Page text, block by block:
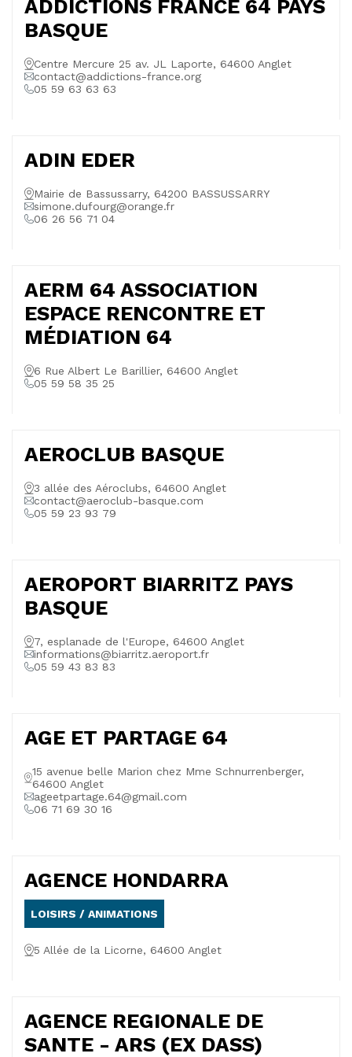
ADDICTIONS FRANCE 64 PAYS
BASQUE
Centre Mercure 25 av. JL Laporte, 64600 Anglet
contact@addictions-france.org
05 59 63 63 63
ADIN EDER
Mairie de Bassussarry, 64200 BASSUSSARRY
simone.dufourg@orange.fr
06 26 56 71 04
AERM 64 ASSOCIATION
ESPACE RENCONTRE ET
MÉDIATION 64
6 Rue Albert Le Barillier, 64600 Anglet
05 59 58 35 25
AEROCLUB BASQUE
3 allée des Aéroclubs, 64600 Anglet
contact@aeroclub-basque.com
05 59 23 93 79
AEROPORT BIARRITZ PAYS
BASQUE
7, esplanade de l'Europe, 64600 Anglet
informations@biarritz.aeroport.fr
05 59 43 83 83
AGE ET PARTAGE 64
15 avenue belle Marion chez Mme Schnurrenberger,
64600 Anglet
ageetpartage.64@gmail.com
06 71 69 30 16
AGENCE HONDARRA
LOISIRS / ANIMATIONS
5 Allée de la Licorne, 64600 Anglet
AGENCE REGIONALE DE
SANTE - ARS (EX DASS)